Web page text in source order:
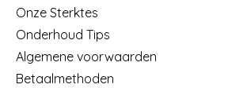
Onze Sterktes
Onderhoud Tips
Algemene voorwaarden
Betaalmethoden